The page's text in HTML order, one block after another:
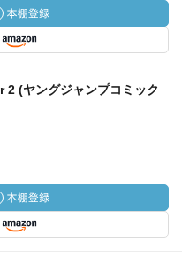
(ヤングジャンプコミック